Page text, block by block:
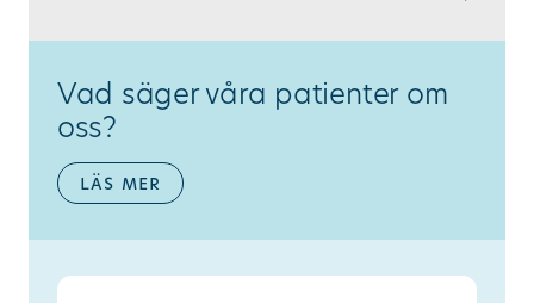
Vad säger våra patienter om
oss?
läs mer